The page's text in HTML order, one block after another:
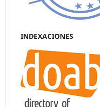
INDEXACIONES